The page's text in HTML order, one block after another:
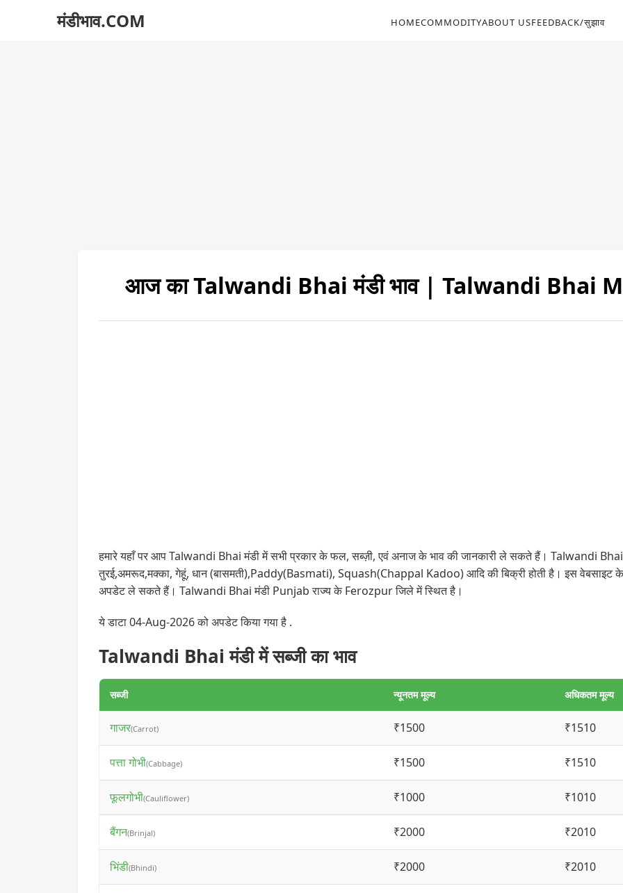
मंडीभाव.COM HOMECOMMODITYABOUT USFEEDBACK/सुझाव
आज का Talwandi Bhai मंडी भाव | Talwandi Bhai
हमारे यहाँ पर आप Talwandi Bhai मंडी में सभी प्रकार के फल, सब्ज़ी, एवं अनाज के भाव की जानकारी ले सकते हैं। Talwandi Bhai
तुरई,अमरूद,मक्का, गेहूं, धान (बासमती),Paddy(Basmati), Squash(Chappal Kadoo) आदि की बिक्री होती है। इस वेबसाइट
अपडेट ले सकते हैं। Talwandi Bhai मंडी Punjab राज्य के Ferozpur जिले में स्थित है।
ये डाटा 04-Aug-2026 को अपडेट किया गया है .
Talwandi Bhai मंडी में सब्जी का भाव
सब्जी न्यूनतम मूल्य अधिकतम मूल्य
गाजर(Carrot) ₹1500 ₹1510
पत्ता गोभी(Cabbage) ₹1500 ₹1510
फूलगोभी(Cauliflower) ₹1000 ₹1010
बैंगन(Brinjal) ₹2000 ₹2010
भिंडी(Bhindi) ₹2000 ₹2010